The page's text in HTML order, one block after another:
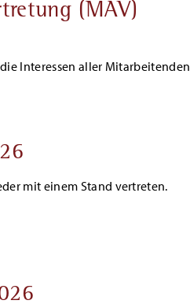
(MAV)
Interessen aller Mitarbeitenden
mit einem Stand vertreten.